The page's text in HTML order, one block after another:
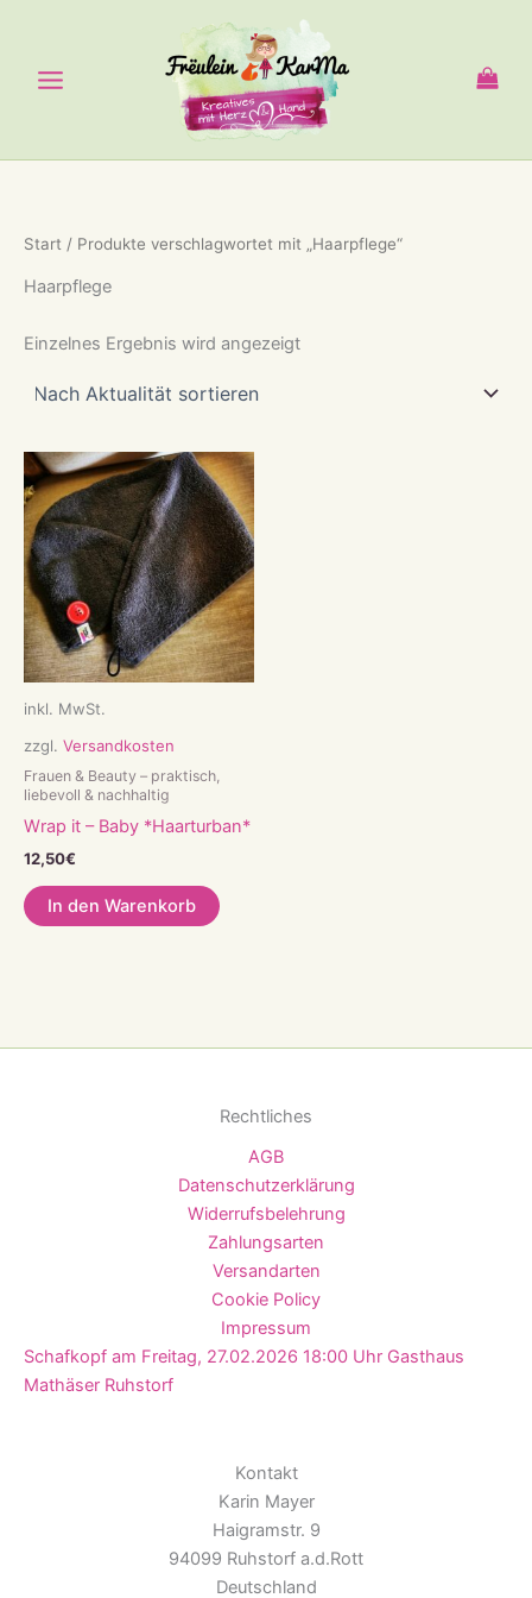
springen
Start / Produkte verschlagwortet mit „Haarpflege“
Haarpflege
Einzelnes Ergebnis wird angezeigt
inkl. MwSt.
zzgl. Versandkosten
Frauen & Beauty – praktisch,
liebevoll & nachhaltig
Wrap it – Baby *Haarturban*
12,50€
In den Warenkorb
Rechtliches
AGB
Datenschutzerklärung
Widerrufsbelehrung
Zahlungsarten
Versandarten
Cookie Policy
Impressum
Schafkopf am Freitag, 27.02.2026 18:00 Uhr Gasthaus
Mathäser Ruhstorf
Kontakt
Karin Mayer
Haigramstr. 9
94099 Ruhstorf a.d.Rott
Deutschland